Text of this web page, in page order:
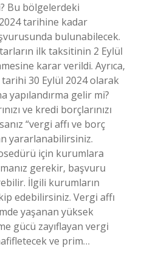
Bu bölgelerdeki
tarihine kadar
bulunabilecek.
ilk taksitinin 2 Eylül
karar verildi. Ayrıca,
30 Eylül 2024 olarak
yapılandırma gelir mi?
ve kredi borçlarınızı
“vergi affı ve borç
yararlanabilirsiniz.
için kurumlara
gerekir, başvuru
İlgili kurumların
edebilirsiniz. Vergi affı
yaşanan yüksek
gücü zayıflayan vergi
ve prim…